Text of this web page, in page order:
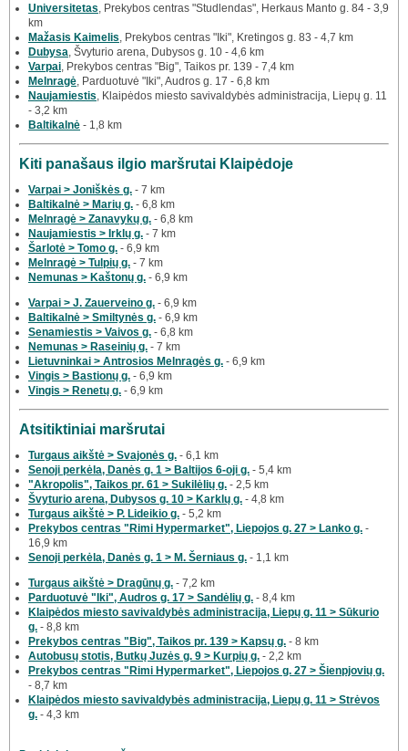
Universitetas , Prekybos centras "Studlendas", Herkaus Manto g. 84 - 3,9
km
Mažasis Kaimelis , Prekybos centras "Iki", Kretingos g. 83 - 4,7 km
Dubysa , Švyturio arena, Dubysos g. 10 - 4,6 km
Varpai , Prekybos centras "Big", Taikos pr. 139 - 7,4 km
Melnragė , Parduotuvė "Iki", Audros g. 17 - 6,8 km
Naujamiestis , Klaipėdos miesto savivaldybės administracija, Liepų g. 11
- 3,2 km
Baltikalnė - 1,8 km
Kiti panašaus ilgio maršrutai Klaipėdoje
Varpai > Joniškės g. - 7 km
Baltikalnė > Marių g. - 6,8 km
Melnragė > Zanavykų g. - 6,8 km
Naujamiestis > Irklų g. - 7 km
Šarlotė > Tomo g. - 6,9 km
Melnragė > Tulpių g. - 7 km
Nemunas > Kaštonų g. - 6,9 km
Varpai > J. Zauerveino g. - 6,9 km
Baltikalnė > Smiltynės g. - 6,9 km
Senamiestis > Vaivos g. - 6,8 km
Nemunas > Raseinių g. - 7 km
Lietuvninkai > Antrosios Melnragės g. - 6,9 km
Vingis > Bastionų g. - 6,9 km
Vingis > Renetų g. - 6,9 km
Atsitiktiniai maršrutai
Turgaus aikštė > Svajonės g. - 6,1 km
Senoji perkėla, Danės g. 1 > Baltijos 6-oji g. - 5,4 km
"Akropolis", Taikos pr. 61 > Sukilėlių g. - 2,5 km
Švyturio arena, Dubysos g. 10 > Karklų g. - 4,8 km
Turgaus aikštė > P. Lideikio g. - 5,2 km
Prekybos centras "Rimi Hypermarket", Liepojos g. 27 > Lanko g. -
16,9 km
Senoji perkėla, Danės g. 1 > M. Šerniaus g. - 1,1 km
Turgaus aikštė > Dragūnų g. - 7,2 km
Parduotuvė "Iki", Audros g. 17 > Sandėlių g. - 8,4 km
Klaipėdos miesto savivaldybės administracija, Liepų g. 11 > Sūkurio
g. - 8,8 km
Prekybos centras "Big", Taikos pr. 139 > Kapsų g. - 8 km
Autobusų stotis, Butkų Juzės g. 9 > Kurpių g. - 2,2 km
Prekybos centras "Rimi Hypermarket", Liepojos g. 27 > Šienpjovių g.
- 8,7 km
Klaipėdos miesto savivaldybės administracija, Liepų g. 11 > Strėvos
g. - 4,3 km